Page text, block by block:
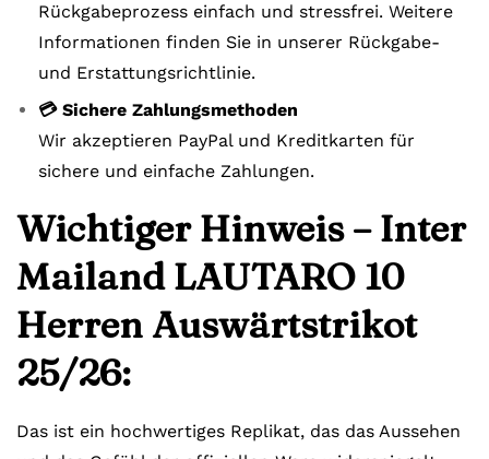
Rückgabeprozess einfach und stressfrei. Weitere
Informationen finden Sie in unserer Rückgabe-
und Erstattungsrichtlinie.
💳 Sichere Zahlungsmethoden
Wir akzeptieren PayPal und Kreditkarten für
sichere und einfache Zahlungen.
Wichtiger Hinweis – Inter
Mailand LAUTARO 10
Herren Auswärtstrikot
25/26:
Das ist ein hochwertiges Replikat, das das Aussehen